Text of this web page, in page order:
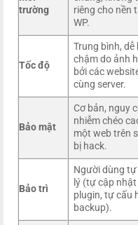
trường
riêng cho nền
WP.
Tốc độ
Trung bình, dễ
chậm do ảnh
bởi các
cùng server.
Bảo mật
Cơ bản, nguy
nhiễm chéo
một web trên
bị hack.
Bảo trì
Người dùng
lý (tự cập nhật
plugin, tự cấu
backup).